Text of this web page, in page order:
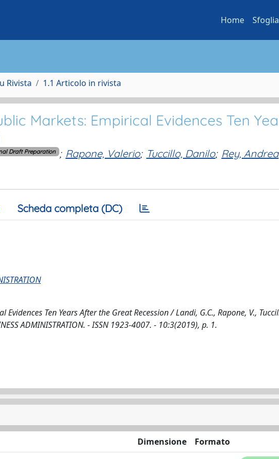
Home Sfoglia
Rivista 1.1 Articolo in rivista
Markets: Empirical Evidences Ten
Draft Preparation ; Rapone, Valerio; Tuccillo, Danilo; Rey, Andrea
Scheda completa (DC)
Ten Years After the Great Recession / Landi, G.C., Rapone, V.,
ADMINISTRATION. - ISSN 1923-4007. - 10:3(2019), p. 1.
Dimensione
Formato